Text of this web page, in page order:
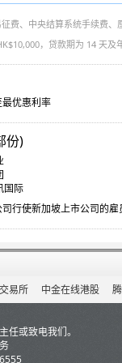
费、中央结算系统手续费、
，贷款期为 14 天及
优惠利率
份)
国际
行使新加坡上市公司的雇
易所 中金在线港股
任或致电我们。